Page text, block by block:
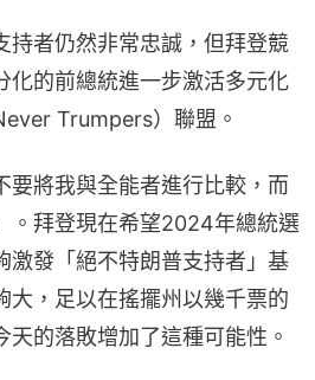
持者仍然非常忠誠，但拜登競
化的前總統進一步激活多元化
Trumpers）聯盟。
要將我與全能者進行比較，而
。拜登現在希望2024年總統選
激發「絕不特朗普支持者」基
大，足以在搖擺州以幾千票的
的落敗增加了這種可能性。